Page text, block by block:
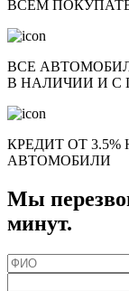
ВСЕМ
ВСЕ
В НАЛИЧИИ И С
КРЕДИТ ОТ 3.5%
АВТОМОБИЛИ
Мы
минут.